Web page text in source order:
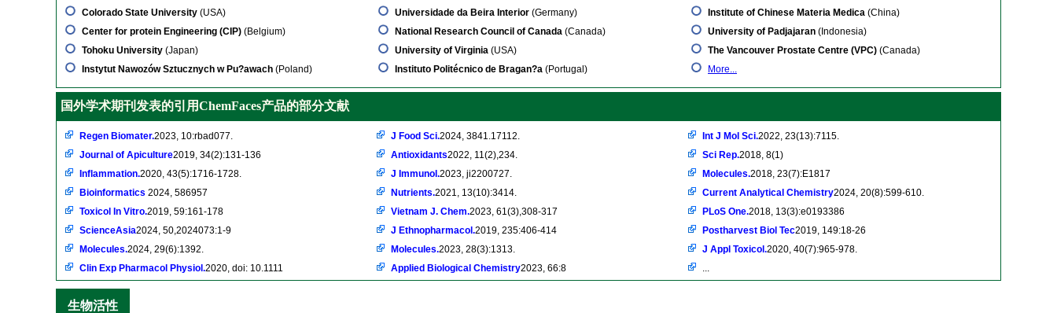
Colorado State University (USA)
Center for protein Engineering (CIP) (Belgium)
Tohoku University (Japan)
Instytut Nawozów Sztucznych w Pu?awach (Poland)
Universidade da Beira Interior (Germany)
National Research Council of Canada (Canada)
University of Virginia (USA)
Instituto Politécnico de Bragan?a (Portugal)
Institute of Chinese Materia Medica (China)
University of Padjajaran (Indonesia)
The Vancouver Prostate Centre (VPC) (Canada)
More...
国外学术期刊发表的引用ChemFaces产品的部分文献
Regen Biomater.2023, 10:rbad077.
Journal of Apiculture2019, 34(2):131-136
Inflammation.2020, 43(5):1716-1728.
Bioinformatics 2024, 586957
Toxicol In Vitro.2019, 59:161-178
ScienceAsia2024, 50,2024073:1-9
Molecules.2024, 29(6):1392.
Clin Exp Pharmacol Physiol.2020, doi: 10.1111
J Food Sci.2024, 3841.17112.
Antioxidants2022, 11(2),234.
J Immunol.2023, ji2200727.
Nutrients.2021, 13(10):3414.
Vietnam J. Chem.2023, 61(3),308-317
J Ethnopharmacol.2019, 235:406-414
Molecules.2023, 28(3):1313.
Applied Biological Chemistry2023, 66:8
Int J Mol Sci.2022, 23(13):7115.
Sci Rep.2018, 8(1)
Molecules.2018, 23(7):E1817
Current Analytical Chemistry2024, 20(8):599-610.
PLoS One.2018, 13(3):e0193386
Postharvest Biol Tec2019, 149:18-26
J Appl Toxicol.2020, 40(7):965-978.
...
生物活性